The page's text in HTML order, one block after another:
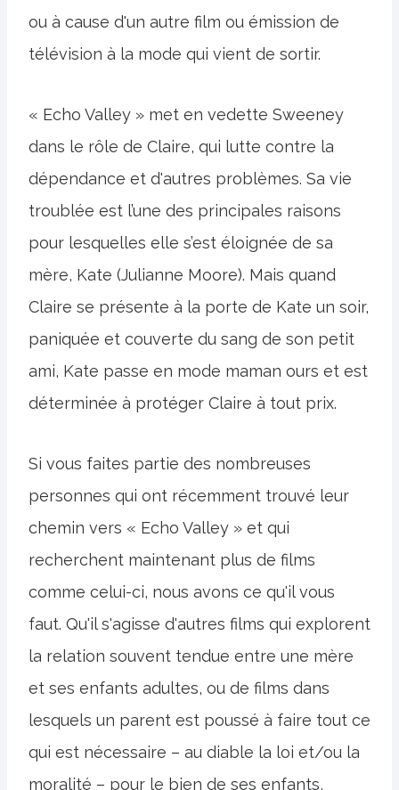
ou à cause d'un autre film ou émission de
télévision à la mode qui vient de sortir.
« Echo Valley » met en vedette Sweeney
dans le rôle de Claire, qui lutte contre la
dépendance et d'autres problèmes. Sa vie
troublée est l’une des principales raisons
pour lesquelles elle s’est éloignée de sa
mère, Kate (Julianne Moore). Mais quand
Claire se présente à la porte de Kate un soir,
paniquée et couverte du sang de son petit
ami, Kate passe en mode maman ours et est
déterminée à protéger Claire à tout prix.
Si vous faites partie des nombreuses
personnes qui ont récemment trouvé leur
chemin vers « Echo Valley » et qui
recherchent maintenant plus de films
comme celui-ci, nous avons ce qu'il vous
faut. Qu'il s'agisse d'autres films qui explorent
la relation souvent tendue entre une mère
et ses enfants adultes, ou de films dans
lesquels un parent est poussé à faire tout ce
qui est nécessaire – au diable la loi et/ou la
moralité – pour le bien de ses enfants,